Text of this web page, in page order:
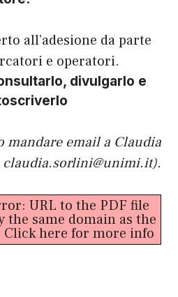
all’adesione da parte
e operatori.
divulgarlo e
mandare email a Claudia
claudia.sorlini@unimi.it).
URL to the PDF file
the same domain as the
Click here for more info